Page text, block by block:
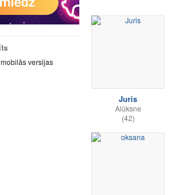
versijas
Juris
Alūksne
(42)